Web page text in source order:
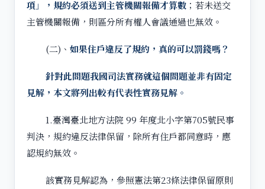
項」，規約必須送到主管機關報備才算數 ；若未送交
主管機關報備，則區分所有權人會議通過也無效。
(二)、 如果住戶違反了規約，真的可以罰錢嗎？
針對此問題我國司法實務就這個問題並非有固定
見解，本文將列出較有代表性實務見解。
1.臺灣臺北地方法院 99 年度北小字第705號民事
判決，規約違反法律保留，除所有住戶都同意時，應
認規約無效。
該實務見解認為，參照憲法第23條法律保留原則